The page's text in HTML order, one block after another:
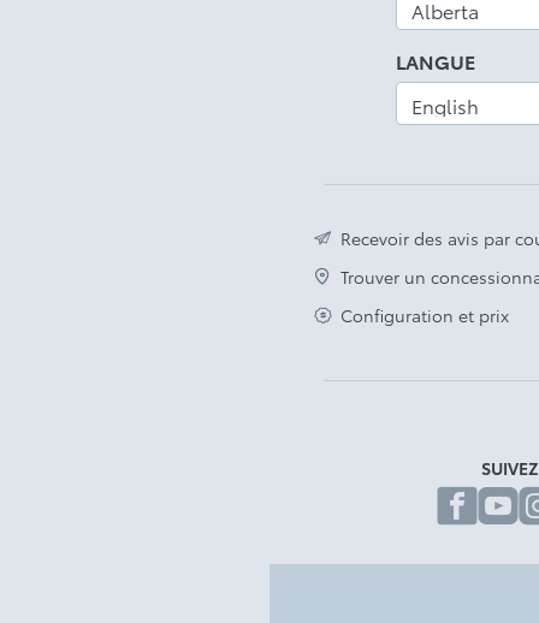
LANGUE
Recevoir des avis par
Trouver un
Configuration et prix